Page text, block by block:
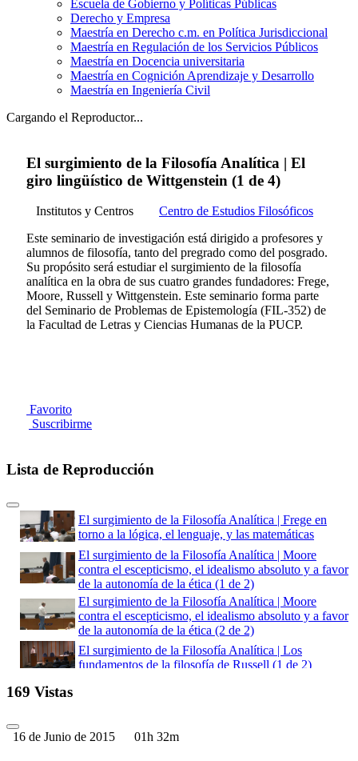
Escuela de Gobierno y Políticas Públicas
Derecho y Empresa
Maestría en Derecho c.m. en Política Jurisdiccional
Maestría en Regulación de los Servicios Públicos
Maestría en Docencia universitaria
Maestría en Cognición Aprendizaje y Desarrollo
Maestría en Ingeniería Civil
Cargando el Reproductor...
El surgimiento de la Filosofía Analítica | El
giro lingüístico de Wittgenstein (1 de 4)
Institutos y Centros
Centro de Estudios Filosóficos
Este seminario de investigación está dirigido a profesores y
alumnos de filosofía, tanto del pregrado como del posgrado.
Su propósito será estudiar el surgimiento de la filosofía
analítica en la obra de sus cuatro grandes fundadores: Frege,
Moore, Russell y Wittgenstein. Este seminario forma parte
del Seminario de Problemas de Epistemología (FIL-352) de
la Facultad de Letras y Ciencias Humanas de la PUCP.
Favorito
Suscribirme
Lista de Reproducción
El surgimiento de la Filosofía Analítica | Frege en
torno a la lógica, el lenguaje, y las matemáticas
El surgimiento de la Filosofía Analítica | Moore
contra el escepticismo, el idealismo absoluto y a favor
de la autonomía de la ética (1 de 2)
El surgimiento de la Filosofía Analítica | Moore
contra el escepticismo, el idealismo absoluto y a favor
de la autonomía de la ética (2 de 2)
El surgimiento de la Filosofía Analítica | Los
fundamentos de la filosofía de Russell (1 de 2)
análisis lógico como un método filosófico general (1
169 Vistas
16 de Junio de 2015 01h 32m